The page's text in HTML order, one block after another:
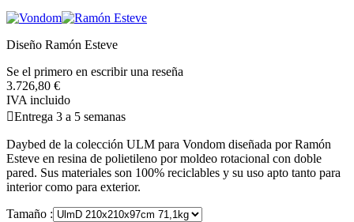
Diseño Ramón Esteve
Se el primero en escribir una reseña
3.726,80 €
IVA incluido
Entrega 3 a 5 semanas
Daybed de la colección ULM para Vondom diseñada por Ramón
Esteve en resina de polietileno por moldeo rotacional con doble
pared. Sus materiales son 100% reciclables y su uso apto tanto para
interior como para exterior.
Tamaño :